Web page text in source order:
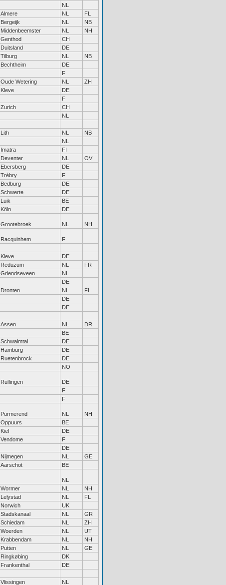
NL
Almere NL
FL
Bergeijk NL
NB
Middenbeemster NL
NH
Genthod
CH
Duitsland
DE
Tilburg NL
NB
Bechtheim
DE
F
Oude Wetering NL
ZH
Kleve
DE
F
Zurich
CH
NL
Lith NL
NB
NL
Imatra
FI
Deventer NL
OV
Ebersberg
DE
Trébry
F
Bedburg
DE
Schwerte
DE
Luik
BE
Köln DE
Grootebroek NL NH
Racquinhem
F
Kleve
DE
Reduzum NL
FR
Griendseveen
NL
DE
Dronten NL
FL
DE
DE
Assen NL
DR
BE
Schwalmtal
DE
Hamburg
DE
Ruetenbrock
DE
NO
Rulfingen
DE
F
F
Purmerend NL
NH
Oppuurs
BE
Kiel
DE
Vendome
F
DE
Nijmegen NL
GE
Aarschot BE
NL
Wormer NL
NH
Lelystad NL
FL
Norwich
UK
Stadskanaal NL
GR
Schiedam NL
ZH
Woerden NL
UT
Krabbendam NL
NH
Putten NL
GE
Ringkøbing
DK
Frankenthal
DE
Vlissingen
NL